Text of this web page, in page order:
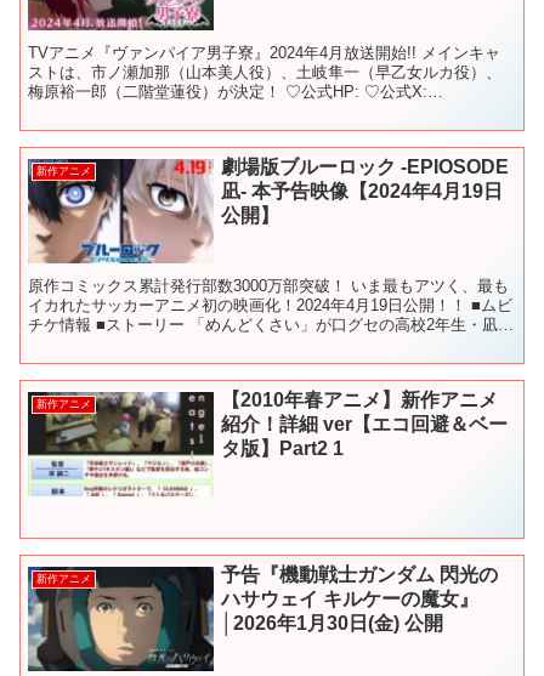
TVアニメ『ヴァンパイア男子寮』2024年4月放送開始!! メインキャ
ストは、市ノ瀬加那（山本美人役）、土岐隼一（早乙女ルカ役）、
梅原裕一郎（二階堂蓮役）が決定！ ♡公式HP: ♡公式X:
新作アニメ
劇場版ブルーロック -EPIOSODE
凪- 本予告映像【2024年4月19日
公開】
原作コミックス累計発行部数3000万部突破！ いま最もアツく、最も
イカれたサッカーアニメ初の映画化！2024年4月19日公開！！ ■ムビ
チケ情報 ■ストーリー 「めんどくさい」が口グセの高校2年生・凪
新作アニメ
【2010年春アニメ】新作アニメ
紹介！詳細 ver【エコ回避＆ベー
タ版】Part2 1
新作アニメ
予告『機動戦士ガンダム 閃光の
ハサウェイ キルケーの魔女』
│2026年1月30日(金) 公開